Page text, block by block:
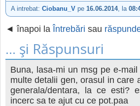
A intrebat: Ciobanu_V pe 16.06.2014, la
◄ înapoi la Întrebări sau
... şi Răspunsuri
Buna, lasa-mi un msg pe e-
multe detalii gen, orasul in care
generala/dentara, la ce esti?
incerc sa te ajut cu ce pot.paa